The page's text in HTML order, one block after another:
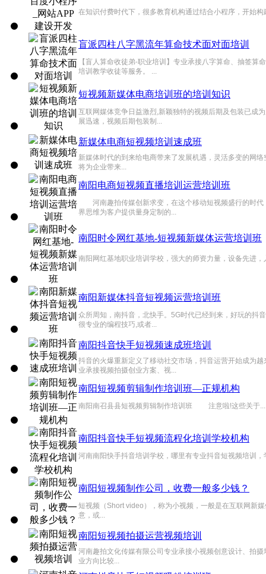
在知识付费时代下，很多教育机构通过结合小程序，开始构
盲派四柱八字黑流年算命技术面对面培训
【盲人算命收徒弟-职业培训】专业承接八字算命、抽签
培训教学收徒等服务。 ...
短视频新媒体电商培训班的培训知识
互联网媒体竞争日益激烈,新颖独特的视频后期及包装已成
展迅速，视频后期包装制...
新媒体电商短视频培训速成班
新媒体时代的到来给电商带来了发展机遇，灵活多变的网
将为企业带来...
南阳电商短视频直播培训运营培训班
河南趣拍传媒创新求变，在这个移动短视频盛行的时代
界思维为客户提供量身定制的...
南阳时令网红基地-短视频新媒体运营培训班
南阳网红基地职业培训学校，强大的师资力量，设备先进，
南阳新媒体抖音短视频运营培训班
众所周知，南抖音，北快手。5G时代已经到来，好玩的抖
很专业的编程技巧,或者...
南阳抖音快手短视频速成班培训
抖音的火爆重新定义了移动社交市场，抖音运营开始成为
业承接视频拍摄创业方案、视...
南阳短视频剪辑制作培训班—正规机构
南阳南召县县短视频剪辑制作培训班 注意啦!这些关于...
南阳抖音快手短视频流程化培训学校机构
河南南阳快手抖音培训学校，哪里有专业抖音短视频培训，
南阳短视频制作公司，收费一般多少钱？
短视频（Short video），称为小视频，一般是在互联网新
意，或...
南阳短视频拍摄运营视频培训
河南趣拍文化传媒有限公司专业承接小视频创意设计、
业方向比较...